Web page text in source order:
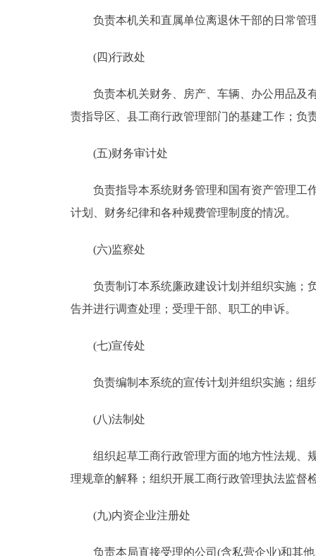
负责本机关和直属单位离退休干部的日常管
(四)行政处
负责本机关财务、房产、车辆、办公用品及有
责指导区、县工商行政管理部门的基建工作；
(五)财务审计处
负责指导本系统财务管理和国有资产管理工作
计划、财务纪律和各种规费管理制度的情况。
(六)监察处
负责制订本系统廉政建设计划并组织实施；负
告并进行调查处理；受理干部、职工的申诉。
(七)宣传处
负责编制本系统的宣传计划并组织实施；组
(八)法制处
组织起草工商行政管理方面的地方性法规、规
理规章的解释；组织开展工商行政管理执法监督
(九)内资企业注册处
负责本局直接受理的公司(含私营企业)和其他